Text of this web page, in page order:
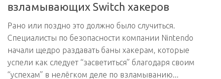
взламывающих Switch хакеров
Рано или поздно это должно было случиться.
Специалисты по безопасности компании Nintendo
начали щедро раздавать баны хакерам, которые
успели как следует “засветиться” благодаря своим
“успехам” в нелёгком деле по взламыванию...